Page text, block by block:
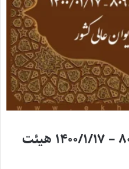
رای وحدت رویه شماره ۸۰۹ – ۱۴۰۰/۱/۱۷ هیئت‌